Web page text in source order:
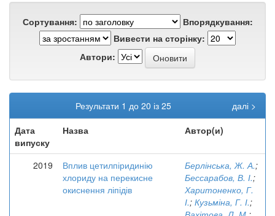
Сортування:
Впорядкування:
Вивести на сторінку:
Автори:
Результати 1 до 20 із 25
далі >
Дата
випуску
Назва Автор(и)
2019
Вплив цетилпіридинію
хлориду на перекисне
окиснення ліпідів
Берлінська, Ж. А.;
Бессарабов, В. І.;
Харитоненко, Г.
І.; Кузьміна, Г. І.;